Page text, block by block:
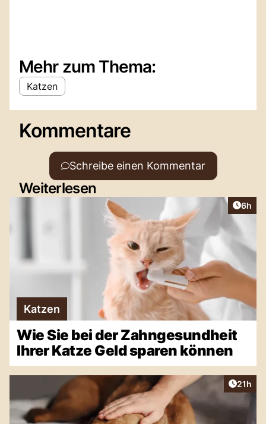
Mehr zum Thema:
Katzen
Kommentare
Schreibe einen Kommentar
Weiterlesen
6h
Katzen
Wie Sie bei der Zahngesundheit
Ihrer Katze Geld sparen können
Artikel
21h